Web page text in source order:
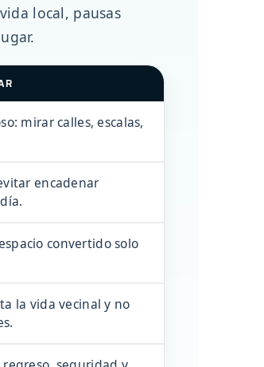
local, pausas
mirar calles, escalas,
encadenar
convertido solo
la vida vecinal y no